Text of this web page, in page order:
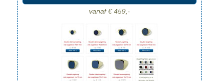
vanaf € 459,-